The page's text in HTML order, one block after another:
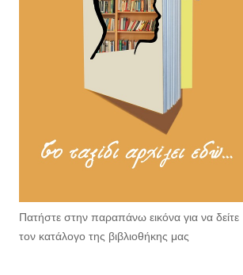
Πατήστε στην παραπάνω εικόνα για να δείτε
τον κατάλογο της βιβλιοθήκης μας